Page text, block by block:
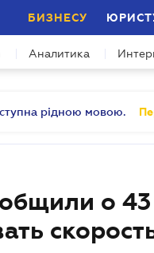
БИЗНЕСУ
Аналитика
рідною мовою.
о 43